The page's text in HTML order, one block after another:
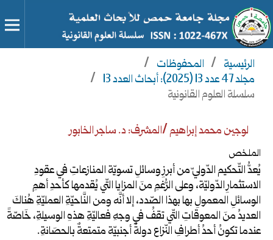
الرئيسية / المحفوظات /
مجلد 47 عدد 13 (2025): أبحاث العدد 13
/
سلسلة العلوم القانونية
لوجين محمد إبراهيم /المشرف: د. ساجر الخابور
الملخص
يُعدُّ التّحكيم الدّوليّ من أبرزِ وسائلِ تسويّة المنازعاتِ في عقودِ
الاستثمارِ الدّوليّة، وعلى الرُّغمِ منَ المزايا التّي يُقدمها كأحدِ أهمِ
الوسائلِ المعمولِ بها بهذا الصّدد، إلا أنَّه ومن النَّاحيّةِ العمليّةِ هُناكَ
العديدُ منَ المعوقاتِ التّي تقفُ في وجهِ فعاليّةِ هذهِ الوسيلةِ، خَاصّةً
عندما تكونُ أحدُ أطرافِ النّزاع دولةٌ أجنبيّة متمتعةٌ بالحصَانةِ.